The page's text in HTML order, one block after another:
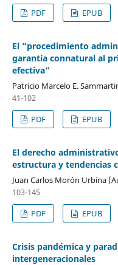
PDF
EPUB
El “procedimiento
garantía connatural al
efectiva”
Patricio Marcelo E.
41-102
PDF
EPUB
El derecho
estructura y tendencias
Juan Carlos Morón Urbina
103-145
PDF
EPUB
Crisis pandémica y
intergeneracionales